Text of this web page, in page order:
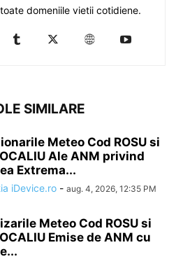
domeniile vietii cotidiene.
SIMILARE
Meteo Cod ROSU si
Ale ANM privind
Extrema...
iDevice.ro - aug. 4, 2026, 12:35 PM
Meteo Cod ROSU si
Emise de ANM cu